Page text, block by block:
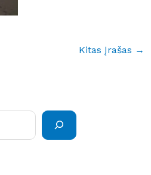
Kitas Įrašas →